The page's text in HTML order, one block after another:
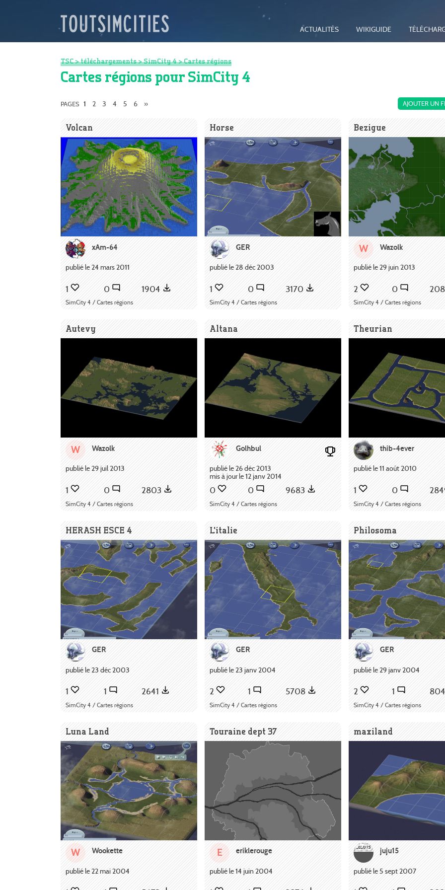
ACTUALITÉS WIKIGUIDE
TSC>téléchargements>SimCity 4>Cartes régions
Cartes régions pour SimCity 4
AJOUTER UN
PAGES 1 2 3 4 5 6 »
Volcan
xAm-64
publié le 24 mars 2011
1 0 1904
SimCity 4 / Cartes régions
Horse
GER
publié le 28 déc 2003
1 0 3170
SimCity 4 / Cartes régions
Bezigue
W Wazolk
publié le 29 juin 2013
2 0
SimCity 4 / Cartes régions
Autevy
W Wazolk
publié le 29 juil 2013
1 0 2803
SimCity 4 / Cartes régions
Altana
Golhbul
publié le 26 déc 2013
mis à jour le 12 janv 2014
0 0 9683
SimCity 4 / Cartes régions
Theurian
thib-4ever
publié le 11 août 2010
1 0
SimCity 4 / Cartes régions
HERASH ESCE 4
GER
publié le 23 déc 2003
1 1 2641
SimCity 4 / Cartes régions
L'italie
GER
publié le 23 janv 2004
2 1 5708
SimCity 4 / Cartes régions
Philosoma
GER
publié le 29 janv 2004
2 1
SimCity 4 / Cartes régions
Luna Land
W Wookette
publié le 22 mai 2004
Touraine dept 37
E eriklerouge
publié le 14 juin 2004
maxiland
juju15
publié le 5 sept 2007